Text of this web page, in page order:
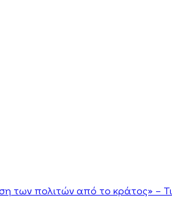
των πολιτών από το κράτος» –